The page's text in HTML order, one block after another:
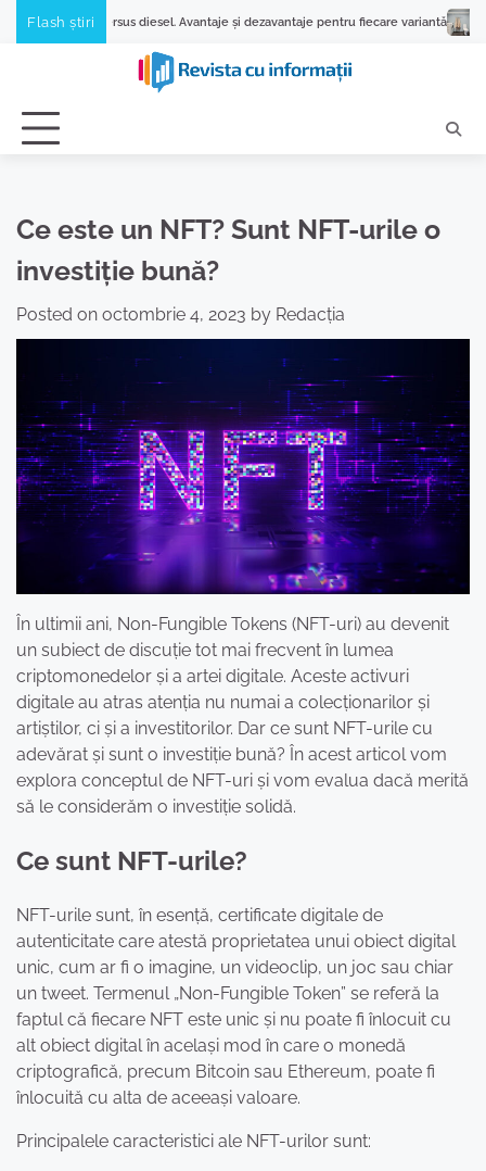
Flash știri
versus diesel. Avantaje și dezavantaje pentru fiecare variantă De ce se
Ce este un NFT? Sunt NFT-urile o
investiție bună?
Posted on octombrie 4, 2023 by Redacția
În ultimii ani, Non-Fungible Tokens (NFT-uri) au devenit
un subiect de discuție tot mai frecvent în lumea
criptomonedelor și a artei digitale. Aceste activuri
digitale au atras atenția nu numai a colecționarilor și
artiștilor, ci și a investitorilor. Dar ce sunt NFT-urile cu
adevărat și sunt o investiție bună? În acest articol vom
explora conceptul de NFT-uri și vom evalua dacă merită
să le considerăm o investiție solidă.
Ce sunt NFT-urile?
NFT-urile sunt, în esență, certificate digitale de
autenticitate care atestă proprietatea unui obiect digital
unic, cum ar fi o imagine, un videoclip, un joc sau chiar
un tweet. Termenul „Non-Fungible Token” se referă la
faptul că fiecare NFT este unic și nu poate fi înlocuit cu
alt obiect digital în același mod în care o monedă
criptografică, precum Bitcoin sau Ethereum, poate fi
înlocuită cu alta de aceeași valoare.
Principalele caracteristici ale NFT-urilor sunt: